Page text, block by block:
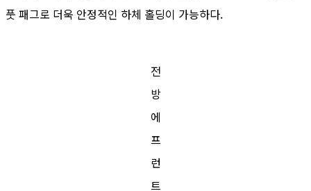
풋 패그로 더욱 안정적인 하체 홀딩이 가능하다.
전
방
에
프
런
트